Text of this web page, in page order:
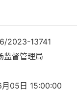
2023-13741
监督管理局
05日 15:00:00